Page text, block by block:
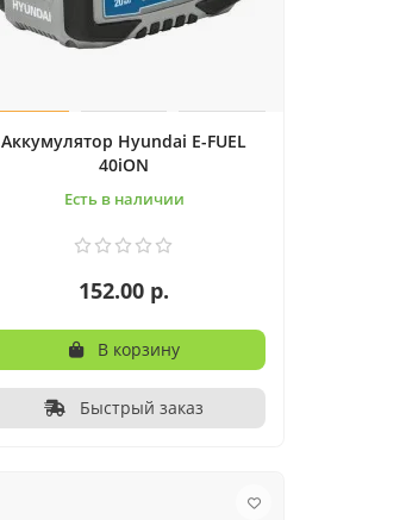
Аккумулятор Hyundai E-FUEL
40iON
Есть в наличии
152.00 р.
В корзину
Быстрый заказ